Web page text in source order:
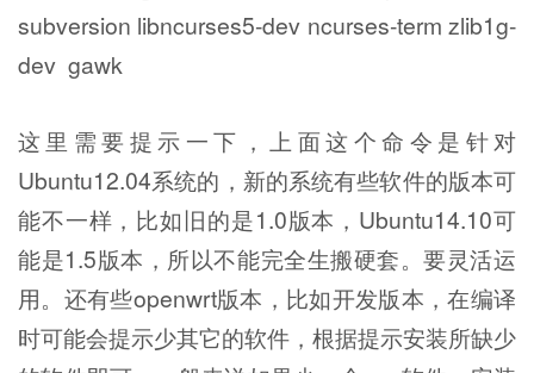
subversion libncurses5-dev ncurses-term zlib1g-
dev gawk
这里需要提示一下，上面这个命令是针对
Ubuntu12.04系统的，新的系统有些软件的版本可
能不一样，比如旧的是1.0版本，Ubuntu14.10可
能是1.5版本，所以不能完全生搬硬套。要灵活运
用。还有些openwrt版本，比如开发版本，在编译
时可能会提示少其它的软件，根据提示安装所缺少